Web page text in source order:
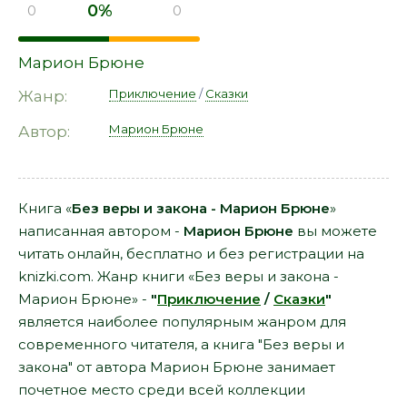
0 0% 0
Марион Брюне
Жанр:
Приключение /Сказки
Автор: Марион Брюне
Книга «Без веры и закона - Марион Брюне»
написанная автором - Марион Брюне вы можете
читать онлайн, бесплатно и без регистрации на
knizki.com. Жанр книги «Без веры и закона -
Марион Брюне» - "Приключение / Сказки"
является наиболее популярным жанром для
современного читателя, а книга "Без веры и
закона" от автора Марион Брюне занимает
почетное место среди всей коллекции